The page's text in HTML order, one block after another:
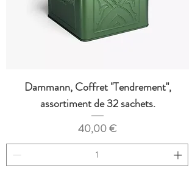
Dammann, Coffret "Tendrement",
assortiment de 32 sachets.
Prix
40,00 €